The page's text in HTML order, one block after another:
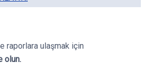
raporlara ulaşmak için
olun.